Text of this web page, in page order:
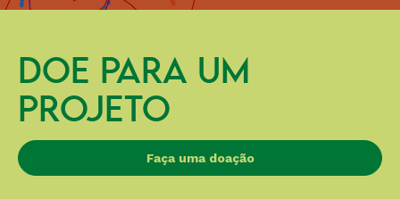
DOE PARA UM
PROJETO
Faça uma doação